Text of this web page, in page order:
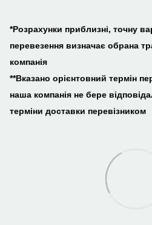
*Розрахунки приблизні, точну
перевезення визначає обрана
компанія
**Вказано орієнтовний термін
наша компанія не бере
терміни доставки перевізником